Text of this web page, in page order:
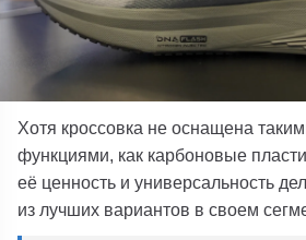
Хотя кроссовка не оснащена
функциями, как карбоновые
её ценность и универсальность
из лучших вариантов в своем